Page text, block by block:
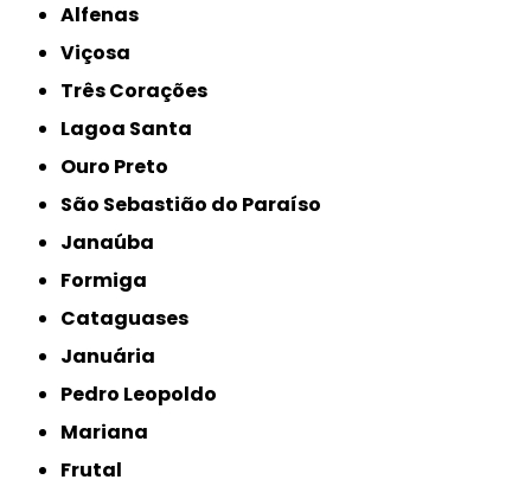
Alfenas
Viçosa
Três Corações
Lagoa Santa
Ouro Preto
São Sebastião do Paraíso
Janaúba
Formiga
Cataguases
Januária
Pedro Leopoldo
Mariana
Frutal